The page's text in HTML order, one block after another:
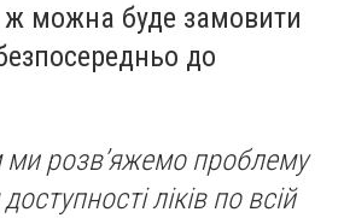
ж можна буде замовити
до
розв’яжемо проблему
ліків по всій